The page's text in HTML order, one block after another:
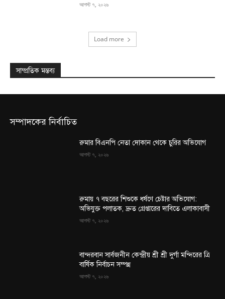
আগস্ট ৭, ২০২৬
Load more
সাম্প্রতিক মন্তব্য
সম্পাদকের নির্বাচিত
রুমার বিএনপি নেতা দোকান থেকে চুরির অভিযোগ
আগস্ট ৭, ২০২৬
রুমায় ৭ বছরের শিশুকে ধর্ষণে চেষ্টার অভিযোগ:
অভিযুক্ত পলাতক, দ্রুত গ্রেপ্তারের দাবিতে এলাকাবাসী
আগস্ট ৭, ২০২৬
বান্দরবান সার্বজনীন কেন্দ্রীয় শ্রী শ্রী দুর্গা মন্দিরের ত্রি
বার্ষিক নির্বাচন সম্পন্ন
আগস্ট ৭, ২০২৬